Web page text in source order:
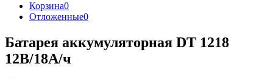
Корзина0
Отложенные0
Батарея аккумуляторная DT 1218
12В/18А/ч